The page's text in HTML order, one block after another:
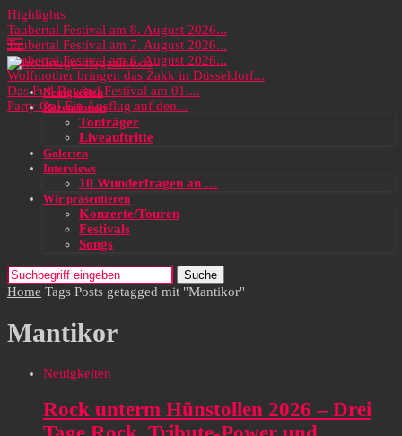
Highlights
Taubertal Festival am 8. August 2026...
Taubertal Festival am 7. August 2026...
Taubertal Festival am 6. August 2026...
Wolfmother bringen das Zakk in Düsseldorf...
Das Full Rewind Festival am 01....
Party On! Ein Ausflug auf den...
Neuigkeiten
Rezensionen
Tonträger
Liveauftritte
Galerien
Interviews
10 Wunderfragen an …
Wir präsentieren
Konzerte/Touren
Festivals
Songs
Suche
Home Tags Posts getagged mit "Mantikor"
Mantikor
Neuigkeiten
Rock unterm Hünstollen 2026 – Drei